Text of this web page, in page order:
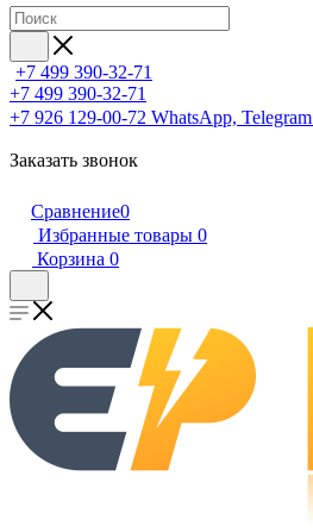
+7 499 390-32-71
+7 499 390-32-71
+7 926 129-00-72 WhatsApp, Telegram
Заказать звонок
Сравнение0
Избранные товары 0
Корзина 0